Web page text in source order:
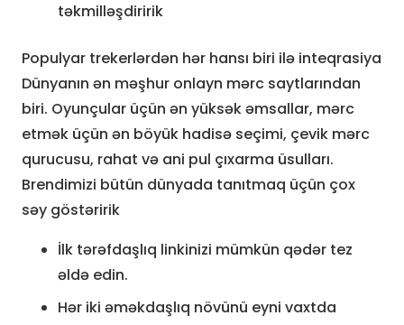
təkmilləşdiririk
Populyar trekerlərdən hər hansı biri ilə inteqrasiya
Dünyanın ən məşhur onlayn mərc saytlarından
biri. Oyunçular üçün ən yüksək əmsallar, mərc
etmək üçün ən böyük hadisə seçimi, çevik mərc
qurucusu, rahat və ani pul çıxarma üsulları.
Brendimizi bütün dünyada tanıtmaq üçün çox
səy göstəririk
İlk tərəfdaşlıq linkinizi mümkün qədər tez
əldə edin.
Hər iki əməkdaşlıq növünü eyni vaxtda